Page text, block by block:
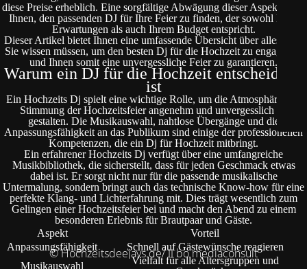
diese Preise erheblich. Eine sorgfältige Abwägung dieser Aspekte hilft
Ihnen, den passenden DJ für Ihre Feier zu finden, der sowohl Ihren
Erwartungen als auch Ihrem Budget entspricht.
Dieser Artikel bietet Ihnen eine umfassende Übersicht über alles, was
Sie wissen müssen, um den besten Dj für die Hochzeit zu engagieren
und Ihnen somit eine unvergessliche Feier zu garantieren.
Warum ein DJ für die Hochzeit entscheidend
ist
Ein Hochzeits Dj spielt eine wichtige Rolle, um die Atmosphäre und
Stimmung der Hochzeitsfeier angenehm und unvergesslich zu
gestalten. Die Musikauswahl, nahtlose Übergänge und die
Anpassungsfähigkeit an das Publikum sind einige der professionellen
Kompetenzen, die ein Dj für Hochzeit mitbringt.
Ein erfahrener Hochzeits Dj verfügt über eine umfangreiche
Musikbibliothek, die sicherstellt, dass für jeden Geschmack etwas
dabei ist. Er sorgt nicht nur für die passende musikalische
Untermalung, sondern bringt auch das technische Know-how für eine
perfekte Klang- und Lichterfahrung mit. Dies trägt wesentlich zum
Gelingen einer Hochzeitsfeier bei und macht den Abend zu einem
besonderen Erlebnis für Brautpaar und Gäste.
Aspekt
Vorteil
Anpassungsfähigkeit
Schnell auf Gästewünsche reagieren
Musikauswahl
Vielfalt für alle Altersgruppen und
© Hochzeitsdeejays.de/ II bo mediaconsult